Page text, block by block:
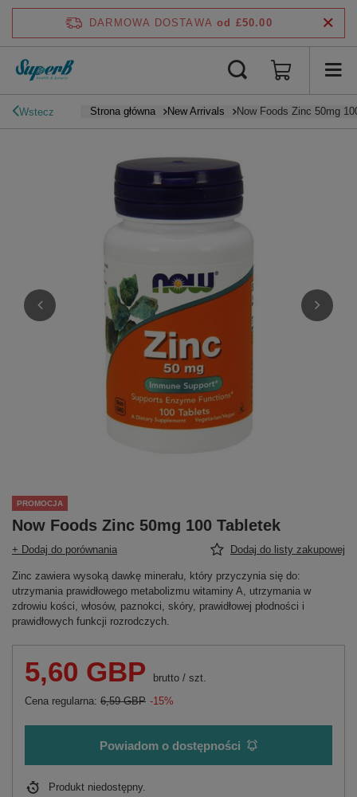
DARMOWA DOSTAWA od £50.00
Wstecz Strona główna New Arrivals Now Foods Zinc 50mg
PROMOCJA
Now Foods Zinc 50mg 100 Tabletek
+ Dodaj do porównania Dodaj do listy zakupowej
Zinc zawiera wysoką dawkę minerału, który przyczynia się do:
utrzymania prawidłowego metabolizmu witaminy A, utrzymania w
zdrowiu kości, włosów, paznokci, skóry, prawidłowej płodności i
prawidłowych funkcji rozrodczych.
5,60 GBP brutto / szt.
Cena regularna: 6,59 GBP -15%
Powiadom o dostępności
Produkt niedostępny